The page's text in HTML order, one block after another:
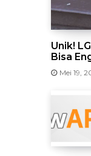
Unik!
Bisa
Mei 19,